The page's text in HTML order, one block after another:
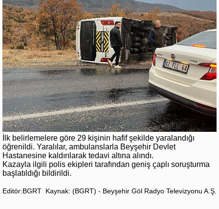
İlk belirlemelere göre 29 kişinin hafif şekilde yaralandığı
öğrenildi. Yaralılar, ambulanslarla Beyşehir Devlet
Hastanesine kaldırılarak tedavi altına alındı.
Kazayla ilgili polis ekipleri tarafından geniş çaplı soruşturma
başlatıldığı bildirildi.
Editör:BGRT Kaynak: (BGRT) - Beyşehir Göl Radyo Televizyonu A.Ş.